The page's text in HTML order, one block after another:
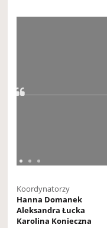
Koordynatorzy
Hanna Domanek
Aleksandra Łucka
Karolina Konieczna